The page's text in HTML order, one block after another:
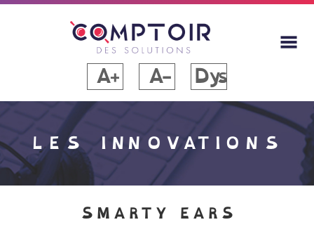
A+ A- Dys
LES INNOVATIONS
SMARTY EARS